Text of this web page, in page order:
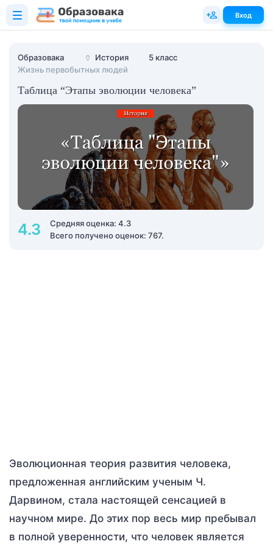
Образовака 🏺 История
5 класс
Жизнь первобытных людей
Таблица “Этапы эволюции человека”
4.3
Средняя оценка: 4.3
Всего получено оценок: 767.
Эволюционная теория развития человека,
предложенная английским ученым Ч.
Дарвином, стала настоящей сенсацией в
научном мире. До этих пор весь мир пребывал
в полной уверенности, что человек является
Вход